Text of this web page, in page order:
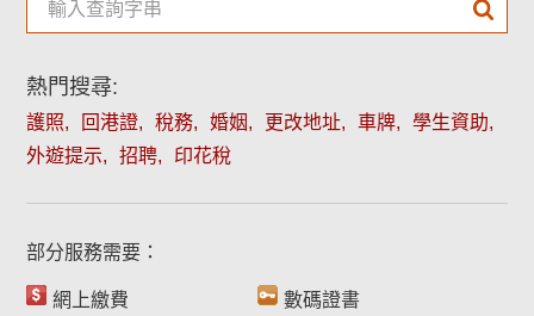
熱門搜尋:
護照 回港證 稅務 婚姻 更改地址 車牌
學生資助
外遊提示
招聘 印花稅
部分服務需要：
網上繳費 數碼證書